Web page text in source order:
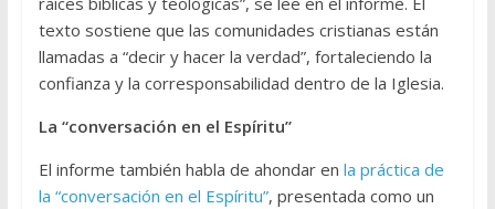
texto sostiene que las comunidades cristianas están
llamadas a “decir y hacer la verdad”, fortaleciendo la
confianza y la corresponsabilidad dentro de la Iglesia.
La “conversación en el Espíritu”
El informe también habla de ahondar en la práctica de
la “conversación en el Espíritu”, presentada como un